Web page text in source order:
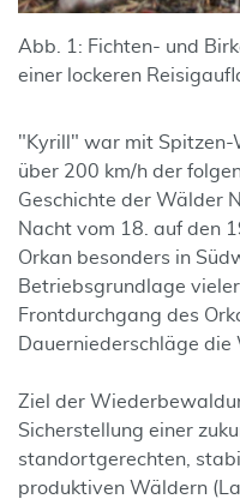
Abb. 1: Fichten- und
einer lockeren
"Kyrill" war mit
über 200 km/h der
Geschichte der Wälder
Nacht vom 18. auf den
Orkan besonders in
Betriebsgrundlage
Frontdurchgang des
Dauerniederschläge
Ziel der
Sicherstellung einer
standortgerechten,
produktiven Wäldern